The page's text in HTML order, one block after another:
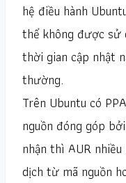
hệ điều hành
thể không được sử
thời gian cập nhật
thường.
Trên Ubuntu có
nguồn đóng góp
nhận thì AUR
dịch từ mã nguồn